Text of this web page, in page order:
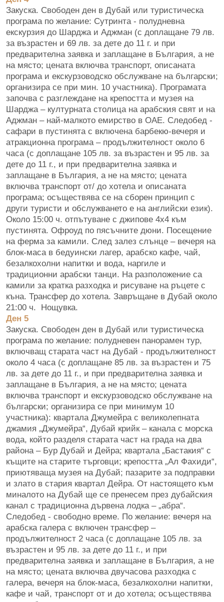
Закуска. Свободен ден в Дубай или туристическа
програма по желание: Сутринта - полудневна
екскурзия до Шарджа и Аджман (с доплащане 79 лв.
за възрастен и 69 лв. за дете до 11 г. и при
предварителна заявка и заплащане в България, а не
на място; цената включва транспорт, описаната
програма и екскурзоводско обслужване на български;
организира се при мин. 10 участника). Програмата
започва с разглеждане на крепостта и музея на
Шарджа – културната столица на арабския свят и на
Аджман – най-малкото емирство в ОАЕ. Следобед -
сафари в пустинята с включена барбекю-вечеря и
атракционна програма – продължителност около 6
часа (с доплащане 105 лв. за възрастен и 95 лв. за
дете до 11 г., и при предварителна заявка и
заплащане в България, а не на място; цената
включва транспорт от/ до хотела и описаната
програма; осъществява се на сборен принцип с
други туристи и обслужването е на английски език).
Около 15:00 ч. отпътуване с джипове 4х4 към
пустинята. Офроуд по пясъчните дюни. Посещение
на ферма за камили. След залез слънце – вечеря на
блок-маса в бедуински лагер, арабско кафе, чай,
безалкохолни напитки и вода, наргиле и
традиционни арабски танци. На разположение са
камили за кратка разходка и рисуване на ръцете с
къна. Трансфер до хотела. Завръщане в Дубай около
21:00 ч. Нощувка.
Ден 5
Закуска. Свободен ден в Дубай или туристическа
програма по желание: полудневен панорамен тур,
включващ старата част на Дубай - продължителност
около 4 часа (с доплащане 85 лв. за възрастен и 75
лв. за дете до 11 г., и при предварителна заявка и
заплащане в България, а не на място; цената
включва транспорт и екскурзоводско обслужване на
български; организира се при минимум 10
участника): квартала Джумейра с великолепната
джамия „Джумейра“, Дубай крийк – канала с морска
вода, който разделя старата част на града на два
района – Бур Дубай и Дейра; квартала „Бастакия“ с
къщите на старите търговци; крепостта „Ал Фахиди“,
приютяваща музея на Дубай; пазарите за подправки
и злато в стария квартал Дейра. От настоящето към
миналото на Дубай ще се пренесем през дубайския
канал с традиционна дървена лодка – „абра“.
Следобед - свободно време. По желание: вечеря на
арабска галера с включен трансфер –
продължителност 2 часа (с доплащане 105 лв. за
възрастен и 95 лв. за дете до 11 г., и при
предварителна заявка и заплащане в България, а не
на място; цената включва двучасова разходка с
галера, вечеря на блок-маса, безалкохолни напитки,
кафе и чай, транспорт от и до хотела; осъществява